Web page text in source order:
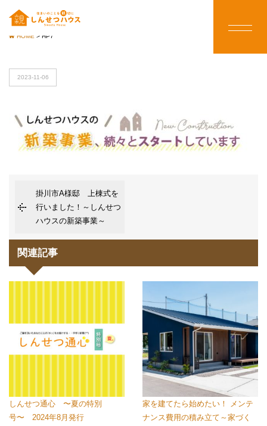
HOME > HP7
2023-11-06
掛川市A様邸 上棟式を
行いました！～しんせつ
ハウスの新築事業～
関連記事
しんせつ通心 〜夏の特別
号〜 2024年8月発行
家を建てたら始めたい！ メンテ
ナンス費用の積み立て～家づく